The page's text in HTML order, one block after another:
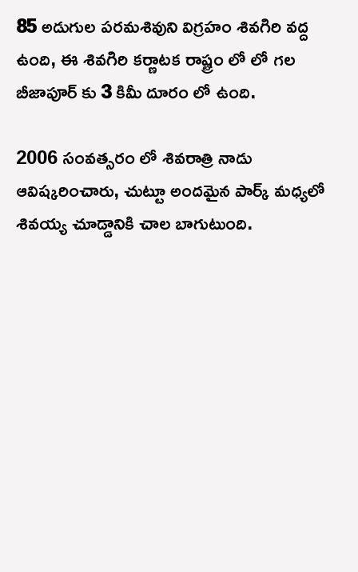
85అడుగుల పరమశివుని విగ్రహం శివగిరి వద్ద
ఉంది, ఈ శివగిరి కర్ణాటక రాష్ట్రం లో లో గల
బీజాపూర్ కు3కిమీ దూరం లో ఉంది.
2006సంవత్సరం లో శివరాత్రి నాడు
ఆవిష్కరించారు, చుట్టూ అందమైన పార్క్ మధ్యలో
శివయ్య చూడ్డానికి చాల బాగుటుంది.